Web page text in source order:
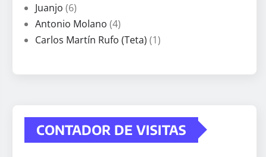
Juanjo (6)
Antonio Molano (4)
Carlos Martín Rufo (Teta) (1)
CONTADOR DE VISITAS